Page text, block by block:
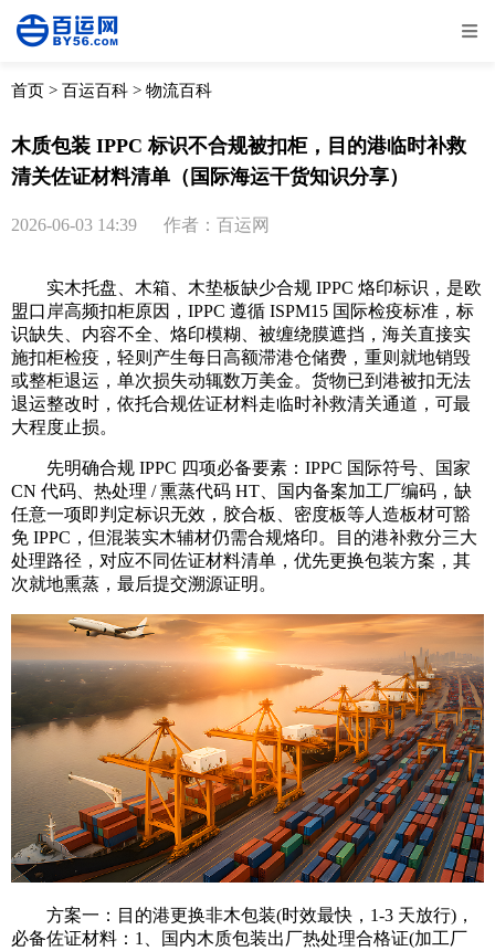
全部 物流资讯
取消 确定
首页 > 百运百科 > 物流百科
木质包装 IPPC 标识不合规被扣柜，目的港临时补救
清关佐证材料清单（国际海运干货知识分享）
2026-06-03 14:39 作者：百运网
实木托盘、木箱、木垫板缺少合规 IPPC 烙印标识，是欧
盟口岸高频扣柜原因，IPPC 遵循 ISPM15 国际检疫标准，标
识缺失、内容不全、烙印模糊、被缠绕膜遮挡，海关直接实
施扣柜检疫，轻则产生每日高额滞港仓储费，重则就地销毁
或整柜退运，单次损失动辄数万美金。货物已到港被扣无法
退运整改时，依托合规佐证材料走临时补救清关通道，可最
大程度止损。
先明确合规 IPPC 四项必备要素：IPPC 国际符号、国家
CN 代码、热处理 / 熏蒸代码 HT、国内备案加工厂编码，缺
任意一项即判定标识无效，胶合板、密度板等人造板材可豁
免 IPPC，但混装实木辅材仍需合规烙印。目的港补救分三大
处理路径，对应不同佐证材料清单，优先更换包装方案，其
次就地熏蒸，最后提交溯源证明。
方案一：目的港更换非木包装(时效最快，1-3 天放行)，
必备佐证材料：1、国内木质包装出厂热处理合格证(加工厂